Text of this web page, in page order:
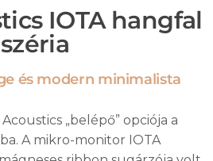
IOTA hangfal
széria
és modern minimalista
„belépő” opciója a
A mikro-monitor IOTA